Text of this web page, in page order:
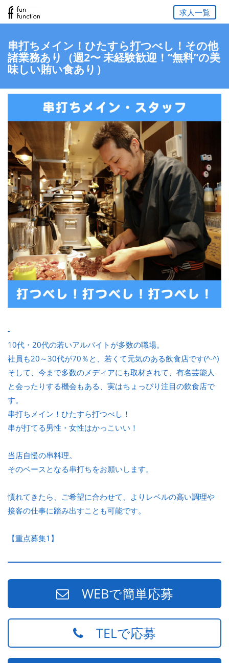
求人一覧
串打ちメイン！ひたすら打つべし！その他
諸業務あり（週2〜 未経験歓迎！“無料”の美
味しい賄い食あり）
-
10代・20代の若いアルバイトが多数の職場。
社員も20～30代が70％と、若くて元気のある飲食店です(^-^)
そして、今まで多数のメディアにも取材されて、有名芸能人
と会ったりする機会もある、実はちょっぴり注目の飲食店で
す。
串打ちメイン！ひたすら打つべし！
串が打てる男性・女性はかっこいい！
当店自慢の串料理。
そのベースとなる串打ちをお願いします。
慣れてきたら、ご希望に合わせて、よりレベルの高い調理や
接客の仕事に踏み出すことも可能です。
【重点募集1】
WEBで簡単応募
TELで応募